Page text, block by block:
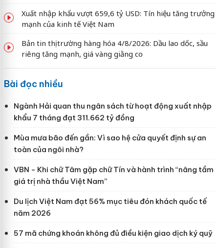
Xuất nhập khẩu vượt 659,6 tỷ USD: Tín hiệu tăng trưởng
mạnh của kinh tế Việt Nam
Bản tin thị trường hàng hóa 4/8/2026: Dầu lao dốc, sầu
riêng tăng mạnh, giá vàng giằng co
Bài đọc nhiều
Ngành Hải quan thu ngân sách từ hoạt động xuất nhập
khẩu 7 tháng đạt 311.662 tỷ đồng
Mùa mưa bão đến gần: Vì sao hệ cửa quyết định sự an
toàn của ngôi nhà?
VBN - Khi chữ Tâm gặp chữ Tín và hành trình “nâng tầm
giá trị nhà thầu Việt Nam”
Du lịch Việt Nam đạt 56% mục tiêu đón khách quốc tế
năm 2026
57 mã chứng khoán không đủ điều kiện giao dịch ký quỹ